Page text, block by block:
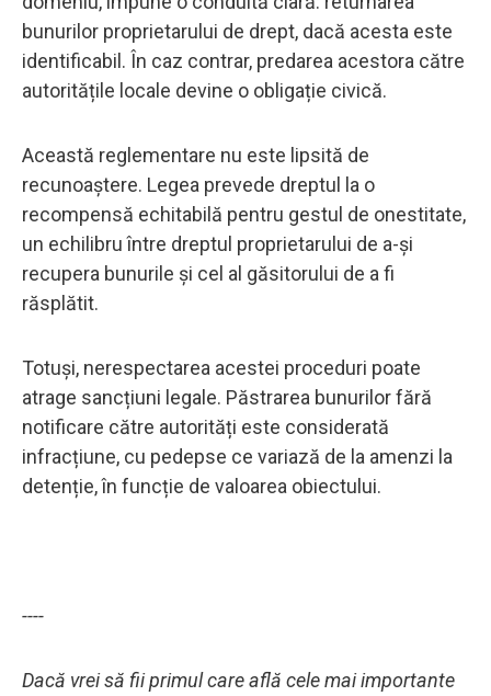
bunurilor proprietarului de drept, dacă acesta este
identificabil. În caz contrar, predarea acestora către
autoritățile locale devine o obligație civică.
Această reglementare nu este lipsită de
recunoaștere. Legea prevede dreptul la o
recompensă echitabilă pentru gestul de onestitate,
un echilibru între dreptul proprietarului de a-și
recupera bunurile și cel al găsitorului de a fi
răsplătit.
Totuși, nerespectarea acestei proceduri poate
atrage sancțiuni legale. Păstrarea bunurilor fără
notificare către autorități este considerată
infracțiune, cu pedepse ce variază de la amenzi la
detenție, în funcție de valoarea obiectului.
----
Dacă vrei să fii primul care află cele mai importante